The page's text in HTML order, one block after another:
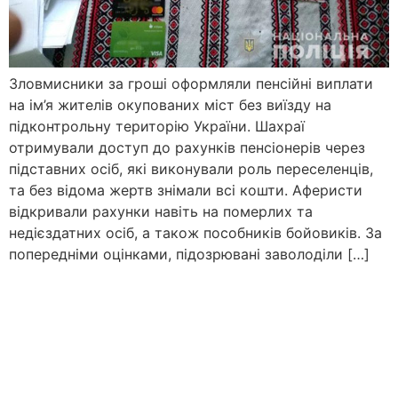
Зловмисники за гроші оформляли пенсійні виплати
на ім’я жителів окупованих міст без виїзду на
підконтрольну територію України. Шахраї
отримували доступ до рахунків пенсіонерів через
підставних осіб, які виконували роль переселенців,
та без відома жертв знімали всі кошти. Аферисти
відкривали рахунки навіть на померлих та
недієздатних осіб, а також пособників бойовиків. За
попередніми оцінками, підозрювані заволоділи […]